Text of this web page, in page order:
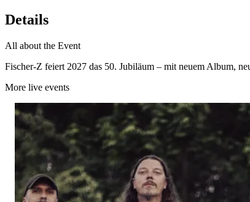
Details
All about the Event
Fischer-Z feiert 2027 das 50. Jubiläum – mit neuem Album,
More live events